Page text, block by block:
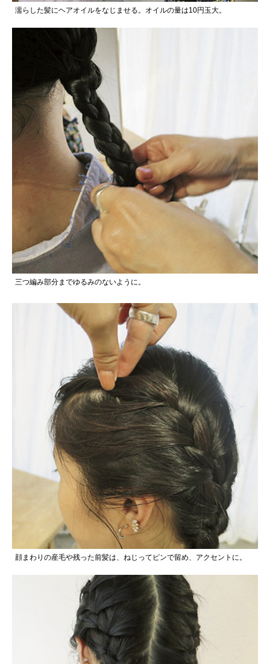
濡らした髪にヘアオイルをなじませる。オイルの量は10円玉大。
三つ編み部分までゆるみのないように。
顔まわりの産毛や残った前髪は、ねじってピンで留め、アクセントに。